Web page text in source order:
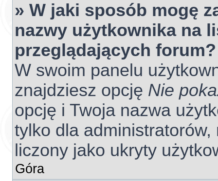
» W jaki sposób mogę
nazwy użytkownika na
przeglądających forum?
W swoim panelu
znajdziesz opcję Nie
opcję i Twoja nazwa
tylko dla
liczony jako ukryty
Góra